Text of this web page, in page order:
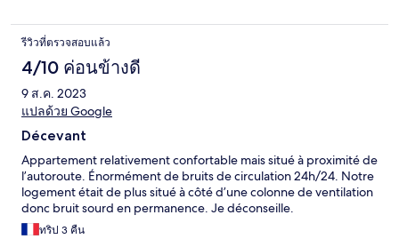
รีวิวที่ตรวจสอบแล้ว
4/10 ค่อนข้างดี
9 ส.ค. 2023
แปลด้วย Google
Décevant
Appartement relativement confortable mais situé à proximité de
l’autoroute. Énormément de bruits de circulation 24h/24. Notre
logement était de plus situé à côté d’une colonne de ventilation
donc bruit sourd en permanence. Je déconseille.
ทริป 3 คืน